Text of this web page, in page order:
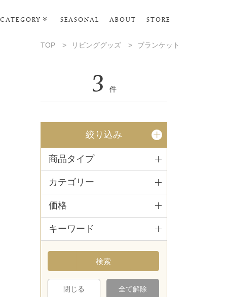
CATEGORY SEASONAL ABOUT STORE
ポーチ･トラベルグッズ
バス・ボディケア
ステーショナリー
TOP > リビンググッズ > ブランケット
3 件
絞り込み
商品タイプ
カテゴリー
価格
キーワード
閉じる 全て解除